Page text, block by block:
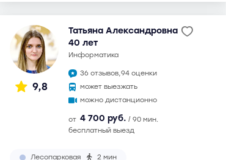
9,8
Татьяна Александровна
40 лет
информатика
36 отзывов,94 оценки
может выезжать
можно дистанционно
от 4 700 руб. / 90 мин.
бесплатный выезд
Лесопарковая 2 мин